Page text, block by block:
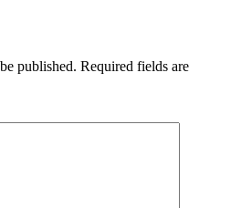
published. Required fields are